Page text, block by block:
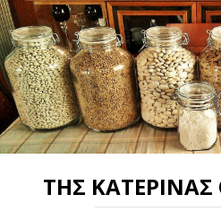
ΤΗΣ ΚΑΤΕΡΙΝΑΣ